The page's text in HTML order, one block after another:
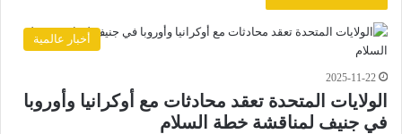
أخبار عالمية
2025-11-22
الولايات المتحدة تعقد محادثات مع أوكرانيا وأوروبا
في جنيف لمناقشة خطة السلام